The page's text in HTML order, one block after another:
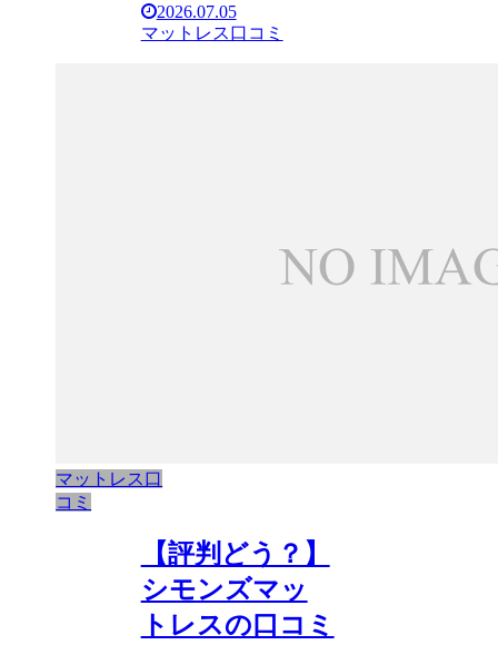
2026.07.05
マットレス口コミ
マットレス口
コミ
【評判どう？】
シモンズマッ
トレスの口コミ